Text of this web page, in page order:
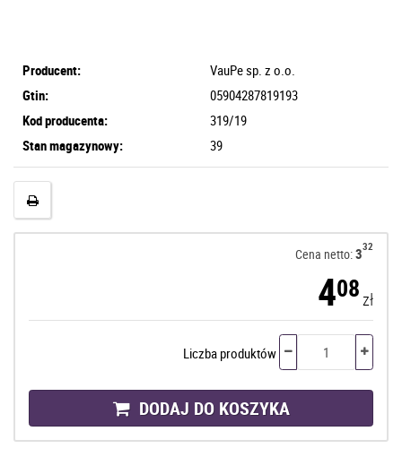
Producent:
VauPe sp. z o.o.
Gtin:
05904287819193
Kod producenta:
319/19
Stan magazynowy:
39
Cena netto:332
408 zł
Liczba produktów
DODAJ DO KOSZYKA